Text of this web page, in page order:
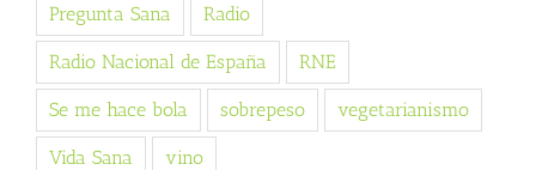
Pregunta Sana Radio
Radio Nacional de España RNE
Se me hace bola sobrepeso vegetarianismo
Vida Sana vino